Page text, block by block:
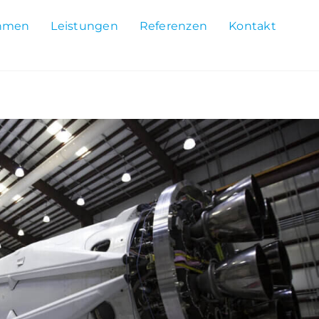
Leistungen Referenzen Kontakt